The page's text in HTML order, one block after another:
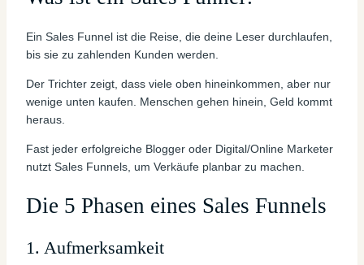
Ein Sales Funnel ist die Reise, die deine Leser durchlaufen,
bis sie zu zahlenden Kunden werden.
Der Trichter zeigt, dass viele oben hineinkommen, aber nur
wenige unten kaufen. Menschen gehen hinein, Geld kommt
heraus.
Fast jeder erfolgreiche Blogger oder Digital/Online Marketer
nutzt Sales Funnels, um Verkäufe planbar zu machen.
Die 5 Phasen eines Sales Funnels
1. Aufmerksamkeit